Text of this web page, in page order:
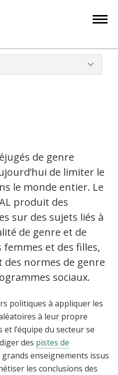
de genre
de limiter le
le monde entier. Le
produit des
sur des sujets liés à
de genre et de
femmes et des filles,
des normes de genre
sociaux.
politiques à appliquer les
à leur propre
l’équipe du secteur se
des pistes de
enseignements issus
les conclusions des